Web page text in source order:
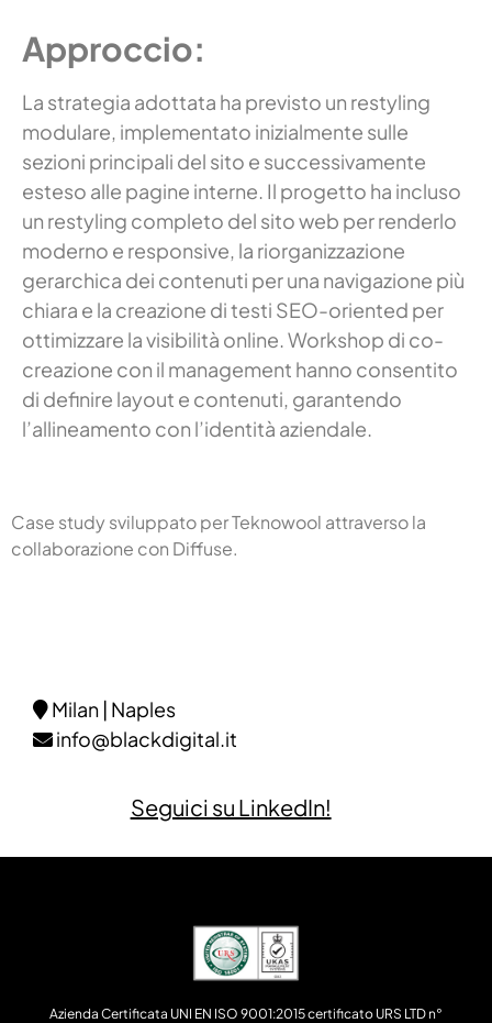
Approccio:
La strategia adottata ha previsto un restyling
modulare, implementato inizialmente sulle
sezioni principali del sito e successivamente
esteso alle pagine interne. Il progetto ha incluso
un restyling completo del sito web per renderlo
moderno e responsive, la riorganizzazione
gerarchica dei contenuti per una navigazione più
chiara e la creazione di testi SEO-oriented per
ottimizzare la visibilità online. Workshop di co-
creazione con il management hanno consentito
di definire layout e contenuti, garantendo
l’allineamento con l’identità aziendale.
Case study sviluppato per Teknowool attraverso la
collaborazione con Diffuse.
Milan | Naples
info@blackdigital.it
Seguici su LinkedIn!
Azienda Certificata UNI EN ISO 9001:2015 certificato URS LTD n°